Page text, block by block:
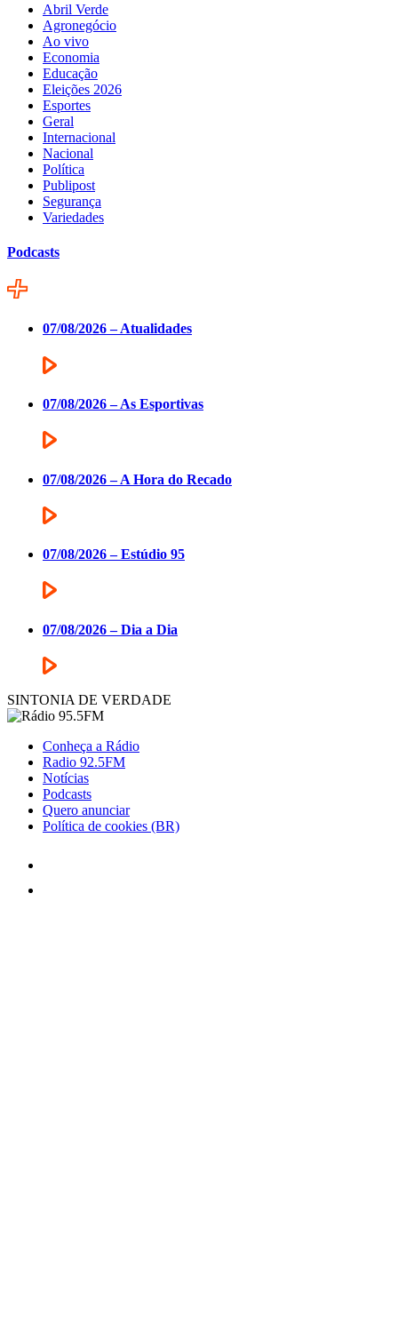
Abril Verde
Agronegócio
Ao vivo
Economia
Educação
Eleições 2026
Esportes
Geral
Internacional
Nacional
Política
Publipost
Segurança
Variedades
Podcasts
07/08/2026 – Atualidades
07/08/2026 – As Esportivas
07/08/2026 – A Hora do Recado
07/08/2026 – Estúdio 95
07/08/2026 – Dia a Dia
SINTONIA DE VERDADE
Conheça a Rádio
Radio 92.5FM
Notícias
Podcasts
Quero anunciar
Política de cookies (BR)